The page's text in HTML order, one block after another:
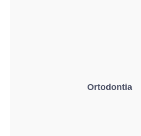
Ortodontia